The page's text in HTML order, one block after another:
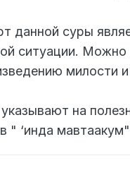
суры
ситуации.
милости
на
" ‘инда